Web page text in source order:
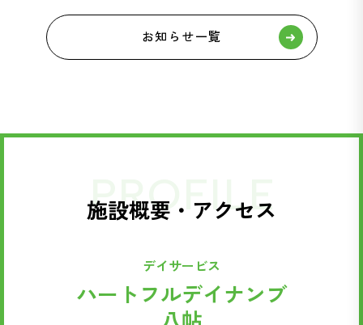
お知らせ一覧
PROFILE
施設概要・アクセス
デイサービス
ハートフルデイナンブ
八帖